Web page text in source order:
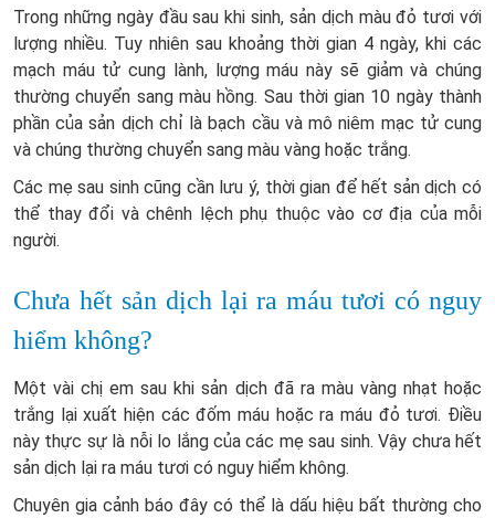
Trong những ngày đầu sau khi sinh, sản dịch màu đỏ tươi với
lượng nhiều. Tuy nhiên sau khoảng thời gian 4 ngày, khi các
mạch máu tử cung lành, lượng máu này sẽ giảm và chúng
thường chuyển sang màu hồng. Sau thời gian 10 ngày thành
phần của sản dịch chỉ là bạch cầu và mô niêm mạc tử cung
và chúng thường chuyển sang màu vàng hoặc trắng.
Các mẹ sau sinh cũng cần lưu ý, thời gian để hết sản dịch có
thể thay đổi và chênh lệch phụ thuộc vào cơ địa của mỗi
người.
Chưa hết sản dịch lại ra máu tươi có nguy
hiểm không?
Một vài chị em sau khi sản dịch đã ra màu vàng nhạt hoặc
trắng lại xuất hiện các đốm máu hoặc ra máu đỏ tươi. Điều
này thực sự là nỗi lo lắng của các mẹ sau sinh. Vậy chưa hết
sản dịch lại ra máu tươi có nguy hiểm không.
Chuyên gia cảnh báo đây có thể là dấu hiệu bất thường cho